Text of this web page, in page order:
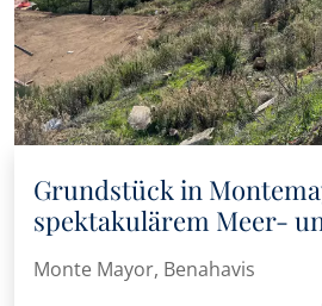
Grundstück in
spektakulärem Meer-
und Vorprojekt
Monte Mayor, Benahavis